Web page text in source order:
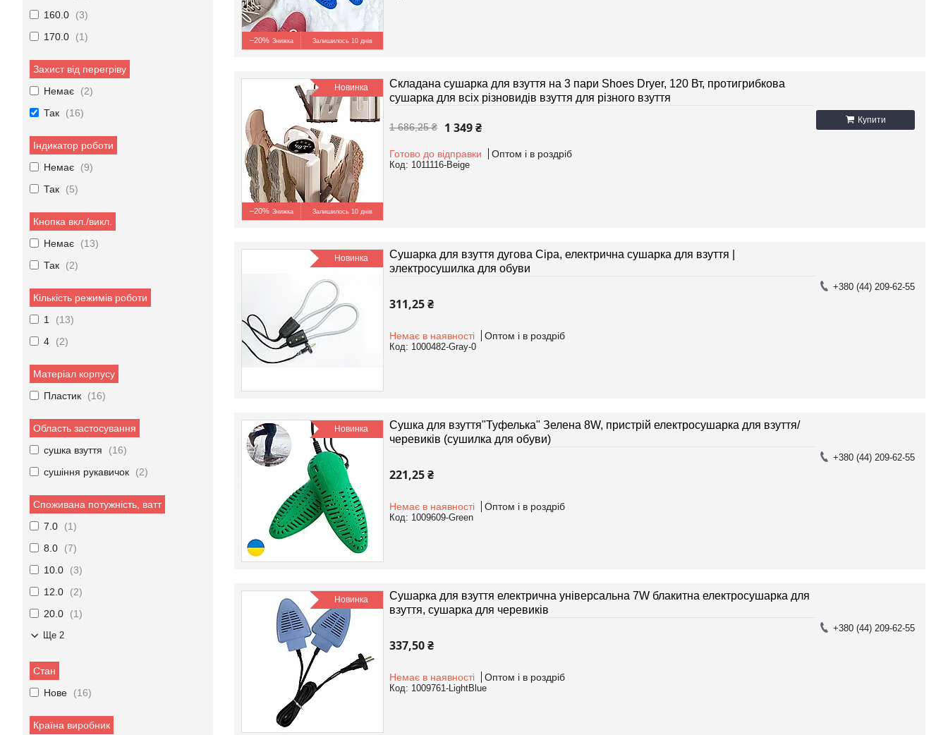
–20% Залишилось 10 днів
Новинка
–20% Залишилось 10 днів
Купити
Складана сушарка для взуття на 3 пари Shoes Dryer, 120 Вт, протигрибкова
сушарка для всіх різновидів взуття для різного взуття
1 686,25 ₴ 1 349 ₴
Готово до відправки Оптом і в роздріб
1011116-Beige
Новинка
+380 (44) 209-62-55
Сушарка для взуття дугова Сіра, електрична сушарка для взуття |
электросушилка для обуви
311,25 ₴
Немає в наявності Оптом і в роздріб
1000482-Gray-0
Новинка
+380 (44) 209-62-55
Сушка для взуття"Туфелька" Зелена 8W, пристрій електросушарка для взуття/
черевиків (сушилка для обуви)
221,25 ₴
Немає в наявності Оптом і в роздріб
1009609-Green
Новинка
+380 (44) 209-62-55
Сушарка для взуття електрична універсальна 7W блакитна електросушарка для
взуття, сушарка для черевиків
337,50 ₴
Немає в наявності Оптом і в роздріб
1009761-LightBlue
160.0
3
170.0
1
Захист від перегріву
Немає
2
Так
16
Індикатор роботи
Немає
9
Так
5
Кнопка вкл./викл.
Немає
13
Так
2
Кількість режимів роботи
1
13
4
2
Матеріал корпусу
Пластик
16
Область застосування
сушка взуття
16
сушіння рукавичок
2
Споживана потужність, ватт
7.0
1
8.0
7
10.0
3
12.0
2
20.0
1
Ще 2
Стан
Нове
16
Країна виробник